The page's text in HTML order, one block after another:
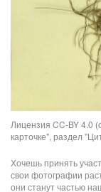
Лицензия CC-BY 4.0
карточке", раздел
Хочешь принять
свои фотографии
они станут частью